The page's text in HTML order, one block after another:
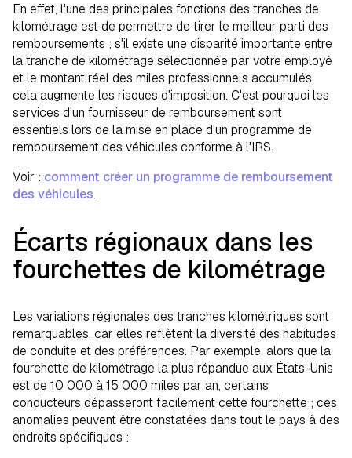
En effet, l'une des principales fonctions des tranches de
kilométrage est de permettre de tirer le meilleur parti des
remboursements ; s'il existe une disparité importante entre
la tranche de kilométrage sélectionnée par votre employé
et le montant réel des miles professionnels accumulés,
cela augmente les risques d'imposition. C'est pourquoi les
services d'un fournisseur de remboursement sont
essentiels lors de la mise en place d'un programme de
remboursement des véhicules conforme à l'IRS.
Voir : comment créer un programme de remboursement
des véhicules.
Écarts régionaux dans les
fourchettes de kilométrage
Les variations régionales des tranches kilométriques sont
remarquables, car elles reflètent la diversité des habitudes
de conduite et des préférences. Par exemple, alors que la
fourchette de kilométrage la plus répandue aux États-Unis
est de 10 000 à 15 000 miles par an, certains
conducteurs dépasseront facilement cette fourchette ; ces
anomalies peuvent être constatées dans tout le pays à des
endroits spécifiques :